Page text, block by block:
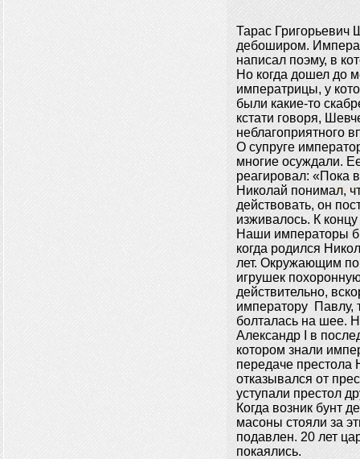
Тарас Григорьевич
дебоширом.
написал поэму, в
Но когда дошел до
императрицы, у
были какие-то
кстати говоря,
неблагоприятного
О супруге
многие осуждали.
реагировал: «Пока
Николай понимал,
действовать, он
изживалось. К
Наши императоры
когда родился
лет. Окружающим
игрушек
действительно,
императору Павлу,
болталась на шее.
Александр I в
котором знали
передаче престола
отказывался от
уступали престол
Когда возник бунт
масоны стояли за
подавлен. 20 лет
покаялись.